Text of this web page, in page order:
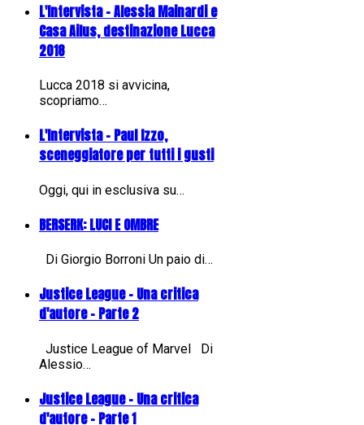
L'Intervista - Alessia Mainardi e
Casa Ailus, destinazione Lucca
2018
Lucca 2018 si avvicina,
scopriamo…
L'Intervista - Paul Izzo,
sceneggiatore per tutti i gusti
Oggi, qui in esclusiva su…
BERSERK: LUCI E OMBRE
Di Giorgio Borroni Un paio di…
Justice League - Una critica
d'autore - Parte 2
Justice League of Marvel Di
Alessio…
Justice League - Una critica
d'autore - Parte 1